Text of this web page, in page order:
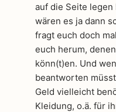
auf die Seite
wären es ja dann
fragt euch doch
euch herum,
könn(t)en. Und
beantworten
Geld vielleicht
Kleidung, o.ä. für